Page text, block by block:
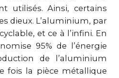
utilisés. Ainsi, certains
dieux. L’aluminium, par
et ce à l’infini. En
95% de l’énergie
de l’aluminium
fois la pièce métallique